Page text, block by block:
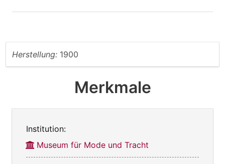
Herstellung: 1900
Merkmale
Institution:
Museum für Mode und Tracht